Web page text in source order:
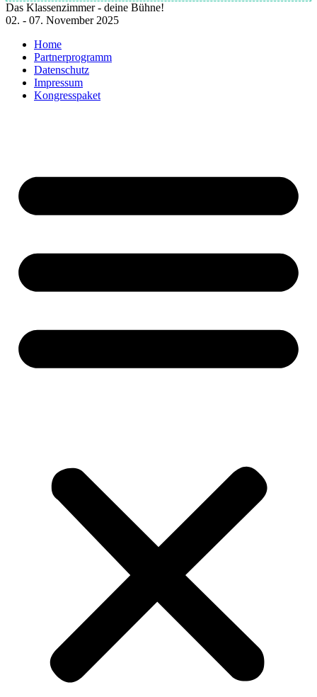
Das Klassenzimmer - deine Bühne!
02. - 07. November 2025
Home
Partnerprogramm
Datenschutz
Impressum
Kongresspaket